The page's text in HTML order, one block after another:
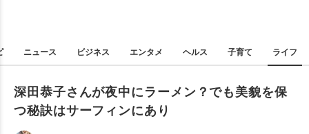
ニュース ビジネス エンタメ ヘルス 子育て ライフ
深田恭子さんが夜中にラーメン？でも美貌を保
つ秘訣はサーフィンにあり